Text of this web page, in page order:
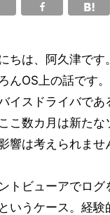
ちは、阿久津です
んOS上の話です
イスドライバで
こ数カ月は新た
響は考えられませ
トビューアでロ
いうケース。経験